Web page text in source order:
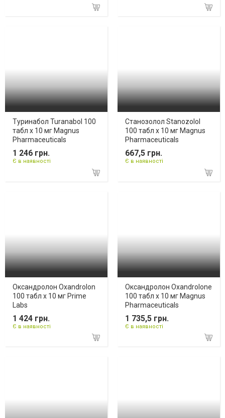
Туринабол Turanabol 100
табл x 10 мг Magnus
Pharmaceuticals
1 246 грн.
Є в наявності
Станозолол Stanozolol
100 табл х 10 мг Magnus
Pharmaceuticals
667,5 грн.
Є в наявності
Оксандролон Oxandrolon
100 табл х 10 мг Prime
Labs
1 424 грн.
Є в наявності
Оксандролон Oxandrolone
100 табл х 10 мг Magnus
Pharmaceuticals
1 735,5 грн.
Є в наявності